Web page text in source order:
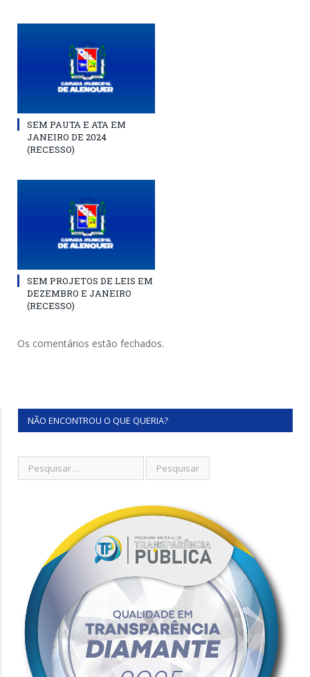
SEM PAUTA E ATA EM
JANEIRO DE 2024
(RECESSO)
SEM PROJETOS DE LEIS EM
DEZEMBRO E JANEIRO
(RECESSO)
Os comentários estão fechados.
NÃO ENCONTROU O QUE QUERIA?